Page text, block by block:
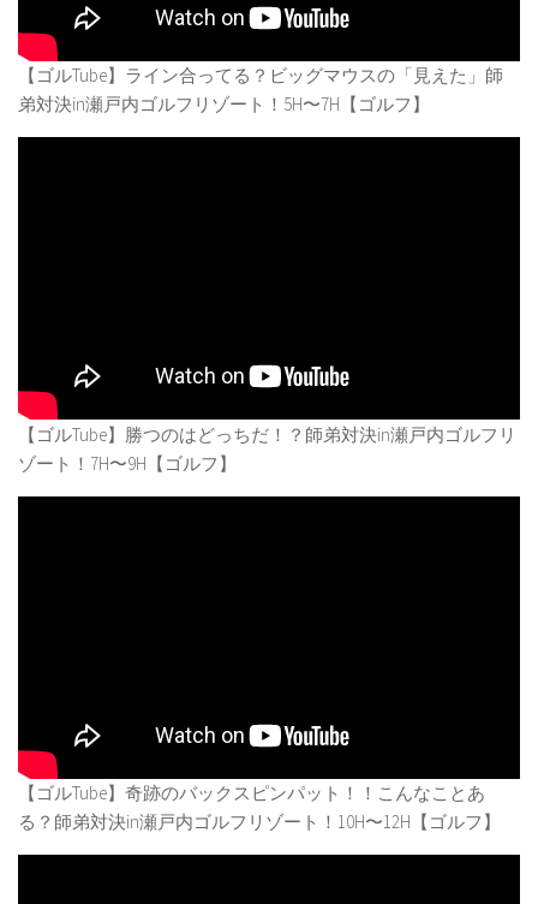
【ゴルTube】ライン合ってる？ビッグマウスの「見えた」師
弟対決in瀬戸内ゴルフリゾート！5H〜7H【ゴルフ】
【ゴルTube】勝つのはどっちだ！？師弟対決in瀬戸内ゴルフリ
ゾート！7H〜9H【ゴルフ】
【ゴルTube】奇跡のバックスピンパット！！こんなことあ
る？師弟対決in瀬戸内ゴルフリゾート！10H〜12H【ゴルフ】